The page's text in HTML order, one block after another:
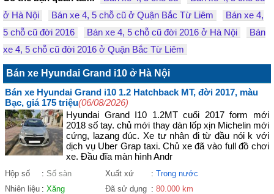
ở Hà Nội
Bán xe 4, 5 chỗ cũ ở Quận Bắc Từ Liêm
Bán xe 4,
5 chỗ cũ đời 2016
Bán xe 4, 5 chỗ cũ đời 2016 ở Hà Nội
Bán
xe 4, 5 chỗ cũ đời 2016 ở Quận Bắc Từ Liêm
Bán xe Hyundai Grand i10 ở Hà Nội
Bán xe Hyundai Grand i10 1.2 Hatchback MT, đời 2017, màu
Bạc, giá 175 triệu(06/08/2026)
Hyundai Grand I10 1.2MT cuối 2017 form mới
2018 số tay. chủ mới thay dàn lốp xịn Michelin mới
cứng, lazang đúc. Xe tư nhân đi từ đầu nói k với
dịch vụ Uber Grap taxi. Chủ xe đã vào full đồ chơi
xe. Đầu đĩa màn hình Andr
Hộp số : Số sàn Xuất xứ : Trong nước
Nhiên liệu : Xăng Đã sử dụng : 80.000 km